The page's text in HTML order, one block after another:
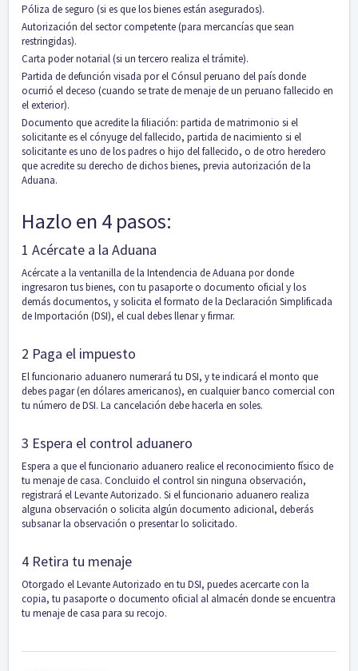
Póliza de seguro (si es que los bienes están asegurados).
Autorización del sector competente (para mercancías que sean
restringidas).
Carta poder notarial (si un tercero realiza el trámite).
Partida de defunción visada por el Cónsul peruano del país donde
ocurrió el deceso (cuando se trate de menaje de un peruano fallecido en
el exterior).
Documento que acredite la filiación: partida de matrimonio si el
solicitante es el cónyuge del fallecido, partida de nacimiento si el
solicitante es uno de los padres o hijo del fallecido, o de otro heredero
que acredite su derecho de dichos bienes, previa autorización de la
Aduana.
Hazlo en 4 pasos:
1 Acércate a la Aduana
Acércate a la ventanilla de la Intendencia de Aduana por donde
ingresaron tus bienes, con tu pasaporte o documento oficial y los
demás documentos, y solicita el formato de la Declaración Simplificada
de Importación (DSI), el cual debes llenar y firmar.
2 Paga el impuesto
El funcionario aduanero numerará tu DSI, y te indicará el monto que
debes pagar (en dólares americanos), en cualquier banco comercial con
tu número de DSI. La cancelación debe hacerla en soles.
3 Espera el control aduanero
Espera a que el funcionario aduanero realice el reconocimiento físico de
tu menaje de casa. Concluido el control sin ninguna observación,
registrará el Levante Autorizado. Si el funcionario aduanero realiza
alguna observación o solicita algún documento adicional, deberás
subsanar la observación o presentar lo solicitado.
4 Retira tu menaje
Otorgado el Levante Autorizado en tu DSI, puedes acercarte con la
copia, tu pasaporte o documento oficial al almacén donde se encuentra
tu menaje de casa para su recojo.